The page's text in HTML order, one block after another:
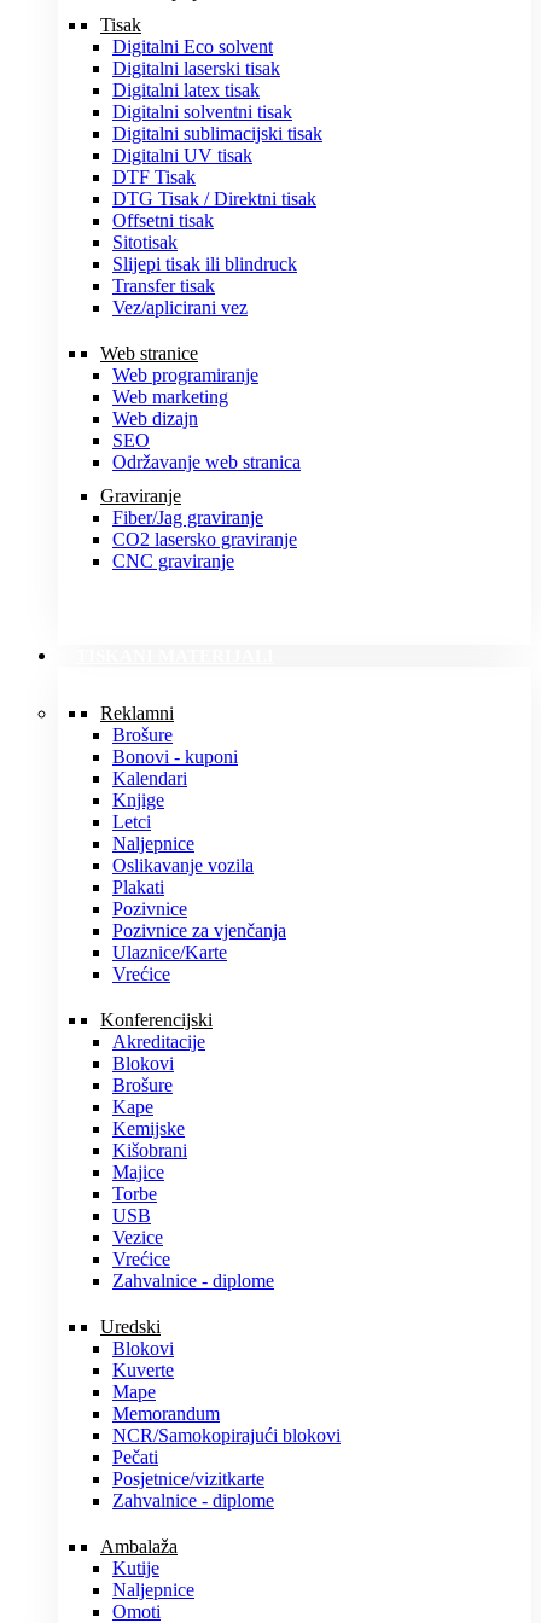
Tisak
Digitalni Eco solvent
Digitalni laserski tisak
Digitalni latex tisak
Digitalni solventni tisak
Digitalni sublimacijski tisak
Digitalni UV tisak
DTF Tisak
DTG Tisak / Direktni tisak
Offsetni tisak
Sitotisak
Slijepi tisak ili blindruck
Transfer tisak
Vez/aplicirani vez
Web stranice
Web programiranje
Web marketing
Web dizajn
SEO
Održavanje web stranica
Graviranje
Fiber/Jag graviranje
CO2 lasersko graviranje
CNC graviranje
Reklamni
Brošure
Bonovi - kuponi
Kalendari
Knjige
Letci
Naljepnice
Oslikavanje vozila
Plakati
Pozivnice
Pozivnice za vjenčanja
Ulaznice/Karte
Vrećice
Konferencijski
Akreditacije
Blokovi
Brošure
Kape
Kemijske
Kišobrani
Majice
Torbe
USB
Vezice
Vrećice
Zahvalnice - diplome
Uredski
Blokovi
Kuverte
Mape
Memorandum
NCR/Samokopirajući blokovi
Pečati
Posjetnice/vizitkarte
Zahvalnice - diplome
Ambalaža
Kutije
Naljepnice
Omoti